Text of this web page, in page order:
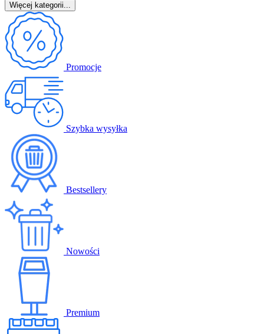
Więcej kategorii...
Promocje
Szybka wysyłka
Bestsellery
Nowości
Premium